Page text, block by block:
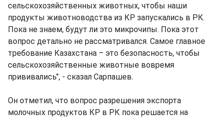
сельскохозяйственных животных, чтобы наши
продукты животноводства из КР запускались в РК.
Пока не знаем, будут ли это микрочипы. Пока этот
вопрос детально не рассматривался. Самое главное
требование Казахстана – это безопасность, чтобы
сельскохозяйственные животные вовремя
прививались", - сказал Сарпашев.
Он отметил, что вопрос разрешения экспорта
молочных продуктов КР в РК пока решается на